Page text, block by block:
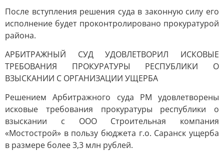
После вступления решения суда в законную силу его
исполнение будет проконтролировано прокуратурой
района.
АРБИТРАЖНЫЙ СУД УДОВЛЕТВОРИЛ ИСКОВЫЕ
ТРЕБОВАНИЯ ПРОКУРАТУРЫ РЕСПУБЛИКИ О
ВЗЫСКАНИИ С ОРГАНИЗАЦИИ УЩЕРБА
Решением Арбитражного суда РМ удовлетворены
исковые требования прокуратуры республики о
взыскании с ООО Строительная компания
«Мостострой» в пользу бюджета г.о. Саранск ущерба
в размере более 3,3 млн рублей.